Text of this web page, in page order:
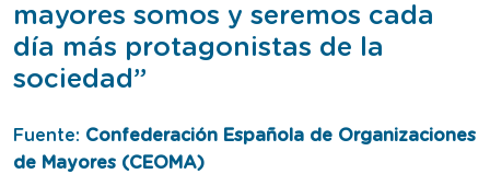
mayores somos y seremos cada
día más protagonistas de la
sociedad”
Fuente: Confederación Española de Organizaciones
de Mayores (CEOMA)